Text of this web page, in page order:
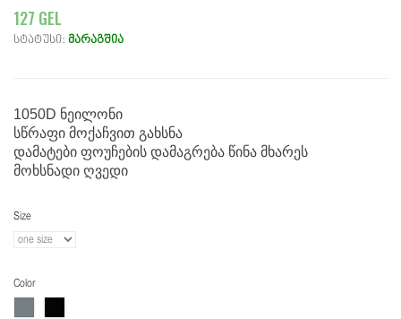
127 GEL
სტატუსი: მარაგშია
1050D ნეილონი
სწრაფი მოქაჩვით გახსნა
დამატები ფოუჩების დამაგრება წინა მხარეს
მოხსნადი ღვედი
Size
Color